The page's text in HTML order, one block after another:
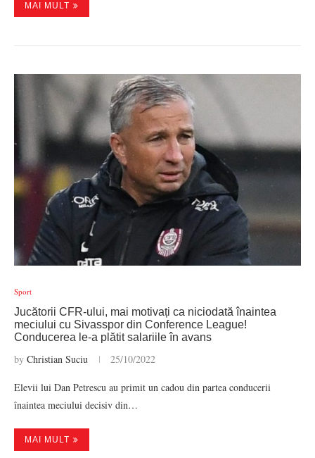
MAI MULT
Sport
Jucătorii CFR-ului, mai motivați ca niciodată înaintea
meciului cu Sivasspor din Conference League!
Conducerea le-a plătit salariile în avans
by Christian Suciu 25/10/2022
Elevii lui Dan Petrescu au primit un cadou din partea conducerii
înaintea meciului decisiv din…
MAI MULT